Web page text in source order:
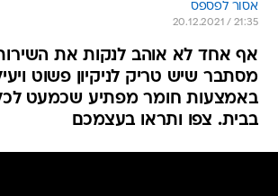
אסור לפספס
20.12.2021 / 21:35
אף אחד לא אוהב לנקות את
מסתבר שיש טריק לניקיון פשוט
באמצעות חומר מפתיע שכמעט
בבית. צפו ותראו בעצמכם